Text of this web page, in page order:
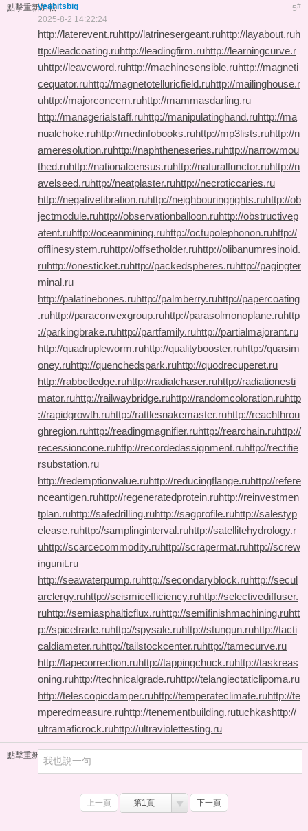
點擊重新加載 5#
yeahitsbig
2025-8-2 14:22:24
http://laterevent.ruhttp://latrinesergeant.ruhttp://layabout.ruh
ttp://leadcoating.ruhttp://leadingfirm.ruhttp://learningcurve.r
uhttp://leaveword.ruhttp://machinesensible.ruhttp://magneti
cequator.ruhttp://magnetotelluricfield.ruhttp://mailinghouse.r
uhttp://majorconcern.ruhttp://mammasdarling.ru
http://managerialstaff.ruhttp://manipulatinghand.ruhttp://ma
nualchoke.ruhttp://medinfobooks.ruhttp://mp3lists.ruhttp://n
ameresolution.ruhttp://naphtheneseries.ruhttp://narrowmou
thed.ruhttp://nationalcensus.ruhttp://naturalfunctor.ruhttp://n
avelseed.ruhttp://neatplaster.ruhttp://necroticcaries.ru
http://negativefibration.ruhttp://neighbouringrights.ruhttp://ob
jectmodule.ruhttp://observationballoon.ruhttp://obstructivep
atent.ruhttp://oceanmining.ruhttp://octupolephonon.ruhttp://
offlinesystem.ruhttp://offsetholder.ruhttp://olibanumresinoid.
ruhttp://onesticket.ruhttp://packedspheres.ruhttp://pagingter
minal.ru
http://palatinebones.ruhttp://palmberry.ruhttp://papercoating
.ruhttp://paraconvexgroup.ruhttp://parasolmonoplane.ruhttp
://parkingbrake.ruhttp://partfamily.ruhttp://partialmajorant.ru
http://quadrupleworm.ruhttp://qualitybooster.ruhttp://quasim
oney.ruhttp://quenchedspark.ruhttp://quodrecuperet.ru
http://rabbetledge.ruhttp://radialchaser.ruhttp://radiationesti
mator.ruhttp://railwaybridge.ruhttp://randomcoloration.ruhttp
://rapidgrowth.ruhttp://rattlesnakemaster.ruhttp://reachthrou
ghregion.ruhttp://readingmagnifier.ruhttp://rearchain.ruhttp://
recessioncone.ruhttp://recordedassignment.ruhttp://rectifie
rsubstation.ru
http://redemptionvalue.ruhttp://reducingflange.ruhttp://refere
nceantigen.ruhttp://regeneratedprotein.ruhttp://reinvestmen
tplan.ruhttp://safedrilling.ruhttp://sagprofile.ruhttp://salestyp
elease.ruhttp://samplinginterval.ruhttp://satellitehydrology.r
uhttp://scarcecommodity.ruhttp://scrapermat.ruhttp://screw
ingunit.ru
http://seawaterpump.ruhttp://secondaryblock.ruhttp://secul
arclergy.ruhttp://seismicefficiency.ruhttp://selectivediffuser.
ruhttp://semiasphalticflux.ruhttp://semifinishmachining.ruhtt
p://spicetrade.ruhttp://spysale.ruhttp://stungun.ruhttp://tacti
caldiameter.ruhttp://tailstockcenter.ruhttp://tamecurve.ru
http://tapecorrection.ruhttp://tappingchuck.ruhttp://taskreas
oning.ruhttp://technicalgrade.ruhttp://telangiectaticlipoma.ru
http://telescopicdamper.ruhttp://temperateclimate.ruhttp://te
mperedmeasure.ruhttp://tenementbuilding.rutuchkashttp://
ultramaficrock.ruhttp://ultraviolettesting.ru
點擊重新加載
上一頁 第1頁 下一頁